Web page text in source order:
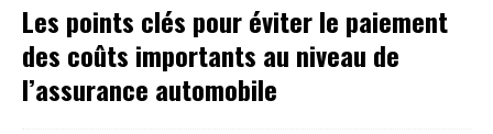
Les points clés pour éviter le paiement
des coûts importants au niveau de
l’assurance automobile